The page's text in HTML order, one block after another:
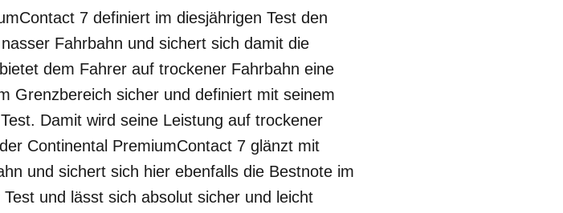
7 definiert im diesjährigen Test den
Fahrbahn und sichert sich damit die
dem Fahrer auf trockener Fahrbahn eine
Grenzbereich sicher und definiert mit seinem
Damit wird seine Leistung auf trockener
Continental PremiumContact 7 glänzt mit
und sichert sich hier ebenfalls die Bestnote im
und lässt sich absolut sicher und leicht